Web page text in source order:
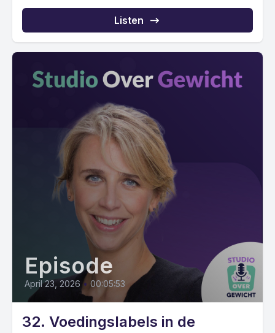
Listen
Episode
April 23, 2026 • 00:05:53
32. Voedingslabels in de